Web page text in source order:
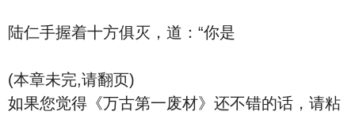
陆仁手握着十方俱灭，道：“你是
(本章未完,请翻页)
如果您觉得《万古第一废材》还不错的话，请粘